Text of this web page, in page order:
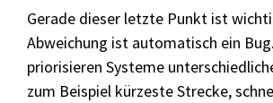
Gerade dieser letzte Punkt ist
Abweichung ist automatisch ein
priorisieren Systeme
zum Beispiel kürzeste Strecke,